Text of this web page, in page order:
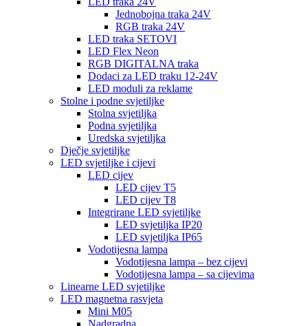
Jednobojna traka 24V
RGB traka 24V
LED traka SETOVI
LED Flex Neon
RGB DIGITALNA traka
Dodaci za LED traku 12-24V
LED moduli za reklame
Stolne i podne svjetiljke
Stolna svjetiljka
Podna svjetiljka
Uredska svjetiljka
Dječje svjetiljke
LED svjetiljke i cijevi
LED cijev
LED cijev T5
LED cijev T8
Integrirane LED svjetiljke
LED svjetiljka IP20
LED svjetiljka IP65
Vodotijesna lampa
Vodotijesna lampa – bez cijevi
Vodotijesna lampa – sa cijevima
Linearne LED svjetiljke
LED magnetna rasvjeta
Mini M05
Nadgradna